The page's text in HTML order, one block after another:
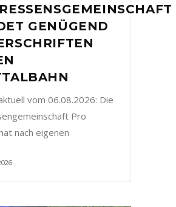
GENÜGEND
vom 06.08.2026: Die
Pro
nach eigenen